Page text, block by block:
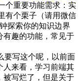
个重要功能需求：实
有个栗子（请用微信
探索你的知识边界
有趣的功能，常见于
要写这个呢，以前面
人来看，学习前端其
被写烂了，但是关于